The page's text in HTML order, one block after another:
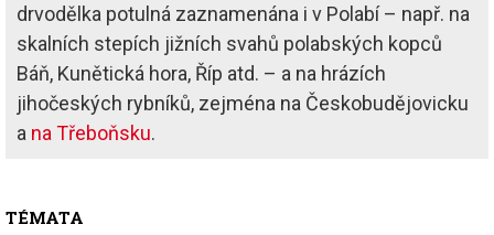
drvodělka potulná zaznamenána i v Polabí – např. na
skalních stepích jižních svahů polabských kopců
Báň, Kunětická hora, Říp atd. – a na hrázích
jihočeských rybníků, zejména na Českobudějovicku
a na Třeboňsku.
TÉMATA